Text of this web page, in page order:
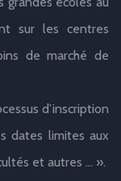
sur les centres
de marché de
d’inscription
dates limites aux
et autres … ».